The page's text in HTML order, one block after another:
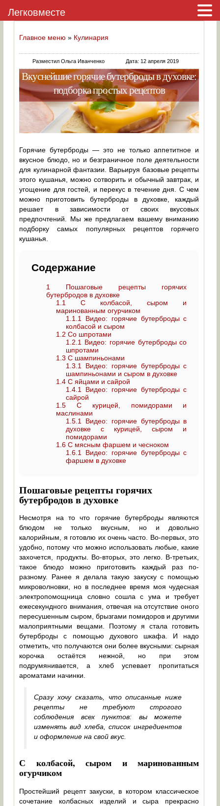
Главное меню » Кулинария
Разместил Ольга Иванченко Дата: 12 апреля 2019
Вкуснейшие горячие бутерброды в духовке:
подборка простых рецептов
Горячие бутерброды — это не только аппетитное и
вкусное блюдо, но и безграничное поле деятельности
для кулинарной фантазии. Варьируя базовые рецепты
этого кушанья, можно сотворить и обычный завтрак, и
угощение для гостей, и перекус в течение дня. С чем
можно приготовить бутерброды в духовке, каждый
решает в зависимости от своих вкусовых
предпочтений. Мы же предлагаем вашему вниманию
подборку самых популярных рецептов горячего
кушанья.
Содержание
1
Пошаговые рецепты горячих
бутербродов в духовке
1.1
С колбасой, сыром и
маринованным огурчиком
1.1.1
Видео: горячие бутерброды с
колбасой и сыром
1.2 Со шпротами
1.2.1
Видео: горячие бутерброды со
шпротами
1.3 С шампиньонами
1.3.1
Видео: горячие бутерброды с
шампиньонами и сыром в духовке
1.4 С яйцами и сайрой
1.4.1
Видео: горячие бутерброды с
сайрой
1.5 С курицей, помидорами и
маслинами
1.5.1
Видео: горячие бутерброды в
духовке с курицей, сыром и
помидорами
1.6 С мясным фаршем и чесноком
1.6.1
Видео: горячие бутерброды с
фаршем в духовке
Пошаговые рецепты горячих
бутербродов в духовке
Несмотря на то что горячие бутерброды являются
блюдом не только вкусным, но и довольно
калорийным, я готовлю их очень часто. Во-первых, это
удобно, потому что можно использовать любые, какие
захочется, продукты. Во-вторых, это легко. В-третьих,
такое блюдо можно приготовить каждый раз по-
разному. Ранее я делала такую закуску с помощью
микроволновки, но в последнее время моя чудесная
электропомощница словно сошла с ума и требует
ежесекундного внимания, отвечая на отсутствие оного
пересушенным сыром, брызгами помидоров и другими
малоприятными вещами. Поэтому я стала готовить
бутерброды с помощью духового шкафа. И надо
отметить, что получаются они более вкусными: сырная
корочка остаётся нежной, но при этом
подрумянивается, а хлеб успевает пропитаться
ароматами начинки.
Сразу хочу сказать, что описанные ниже
рецепты не требуют строгого
соблюдения всех пунктов: вы можете
изменять вид хлеба, список ингредиентов
и оформление на свой вкус.
С колбасой, сыром и маринованным
огурчиком
Простейший рецепт закуски, в котором классическое
сочетание колбасных изделий и сыра прекрасно
Легковместе